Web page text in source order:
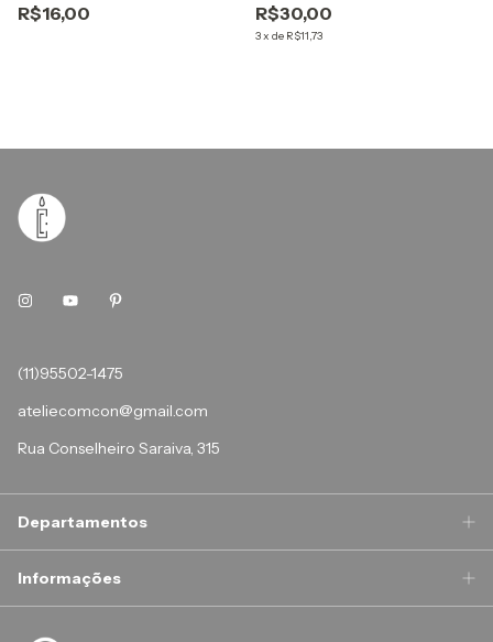
R$16,00 R$30,00
3x de R$11,73
(11)95502-1475
ateliecomcon@gmail.com
Rua Conselheiro Saraiva, 315
Departamentos
Informações